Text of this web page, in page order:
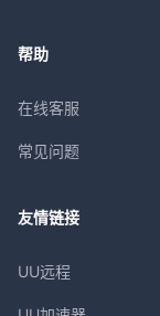
帮助
在线客服
常见问题
友情链接
UU远程